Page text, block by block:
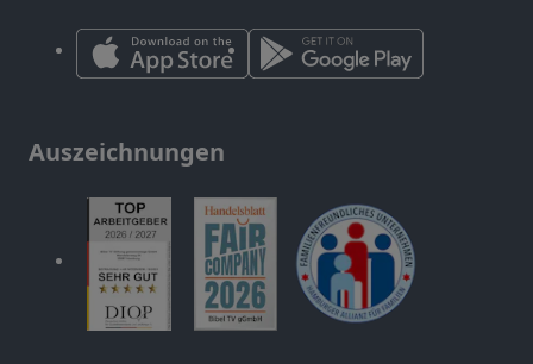
Auszeichnungen